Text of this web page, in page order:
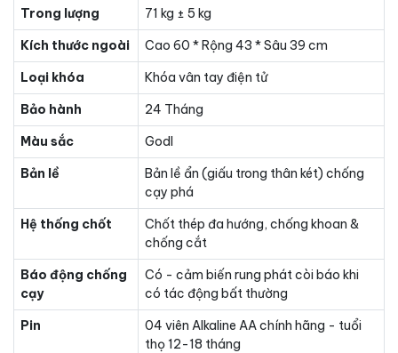
Trong lượng
71 kg ± 5 kg
Kích thước ngoài
Cao 60 * Rộng 43 * Sâu 39 cm
Loại khóa
Khóa vân tay điện tử
Bảo hành
24 Tháng
Màu sắc
Godl
Bản lề
Bản lề ẩn (giấu trong thân két) chống
cạy phá
Hệ thống chốt
Chốt thép đa hướng, chống khoan &
chống cắt
Báo động chống
cạy
Có - cảm biến rung phát còi báo khi
có tác động bất thường
Pin
04 viên Alkaline AA chính hãng - tuổi
thọ 12-18 tháng